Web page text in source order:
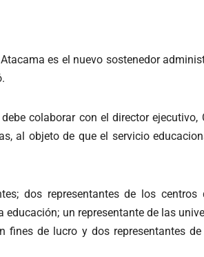
es el nuevo sostenedor
colaborar con el director ejecutivo,
al objeto de que el servicio
dos representantes de los centros
un representante de las
fines de lucro y dos representantes